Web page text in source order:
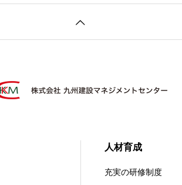
人材育成
充実の研修制度